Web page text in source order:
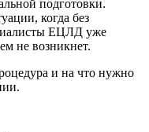
подготовки.
когда без
ЕЦЛД уже
не возникнет.
и на что нужно